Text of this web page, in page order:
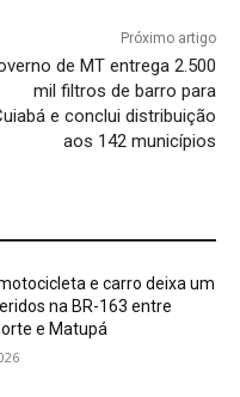
Próximo artigo
de MT entrega 2.500
mil filtros de barro para
e conclui distribuição
aos 142 municípios
e carro deixa um
na BR-163 entre
e Matupá